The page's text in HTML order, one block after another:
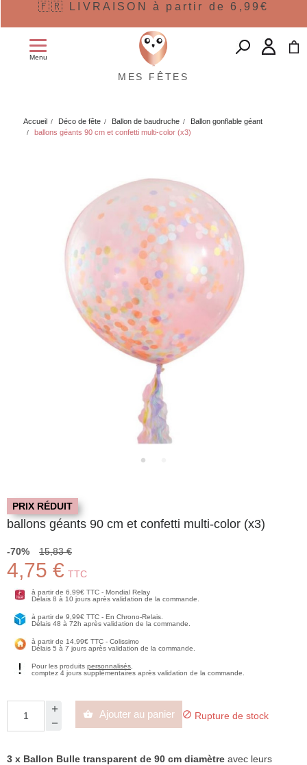
🇫🇷 LIVRAISON à partir de 6,99€
Menu
MES FÊTES
Accueil Déco de fête Ballon de baudruche
Ballon gonflable géant
ballons géants 90 cm et confetti multi-color (x3)
PRIX RÉDUIT
ballons géants 90 cm et confetti multi-color (x3)
-70% 15,83 €
4,75 € TTC
à partir de 6,99€ TTC - Mondial Relay
Délais 8 à 10 jours après validation de la commande.
à partir de 9,99€ TTC - En Chrono-Relais.
Délais 48 à 72h après validation de la commande.
à partir de 14,99€ TTC - Colissimo
Délais 5 à 7 jours après validation de la commande.
Pour les produits personnalisés
comptez 4 jours supplémentaires après validation de la commande.
 Ajouter au panier  Rupture de stock
3 x Ballon Bulle transparent de 90 cm diamètre avec leurs